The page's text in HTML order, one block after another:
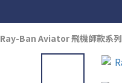
Ray-Ban Aviator 飛機師款系列